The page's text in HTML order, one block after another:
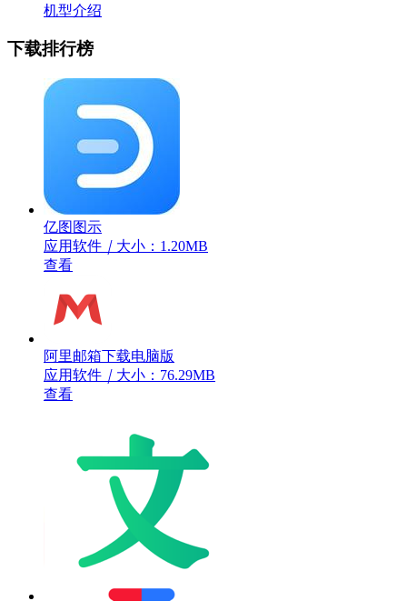
机型介绍
下载排行榜
亿图图示
应用软件 ｜ 大小：1.20MB
查看
阿里邮箱下载电脑版
应用软件 ｜ 大小：76.29MB
查看